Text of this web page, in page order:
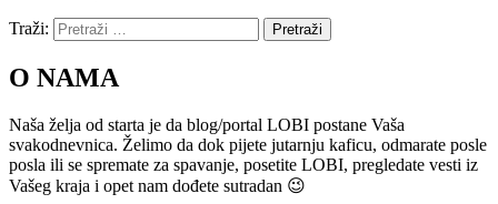
Traži: Pretraži
O NAMA
Naša želja od starta je da blog/portal LOBI postane Vaša
svakodnevnica. Želimo da dok pijete jutarnju kaficu, odmarate posle
posla ili se spremate za spavanje, posetite LOBI, pregledate vesti iz
Vašeg kraja i opet nam dođete sutradan 😉